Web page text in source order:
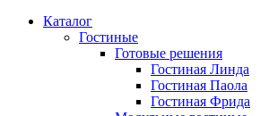
Каталог
Гостиные
Готовые решения
Гостиная Линда
Гостиная Паола
Гостиная Фрида